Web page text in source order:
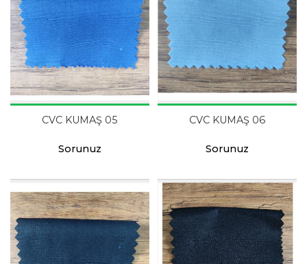
CVC KUMAŞ 05
Sorunuz
CVC KUMAŞ 06
Sorunuz